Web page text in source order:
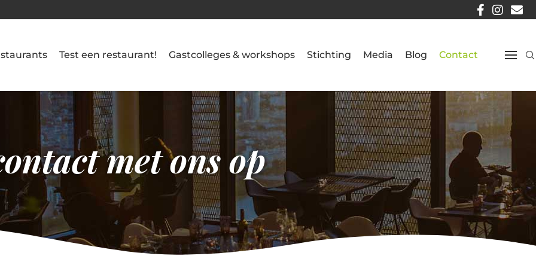
(TERMUNTERZIJL)
Test een restaurant! Gastcolleges & workshops Stichting Media Blog Contact
met ons op